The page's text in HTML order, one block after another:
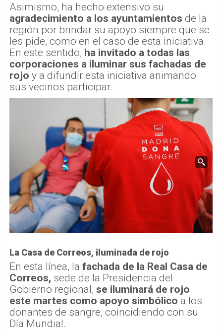
Asimismo, ha hecho extensivo su
agradecimiento a los ayuntamientos de la
región por brindar su apoyo siempre que se
les pide, como en el caso de esta iniciativa.
En este sentido, ha invitado a todas las
corporaciones a iluminar sus fachadas de
rojo y a difundir esta iniciativa animando
sus vecinos participar.
La Casa de Correos, iluminada de rojo
En esta línea, la fachada de la Real Casa de
Correos, sede de la Presidencia del
Gobierno regional, se iluminará de rojo
este martes como apoyo simbólico a los
donantes de sangre, coincidiendo con su
Día Mundial.